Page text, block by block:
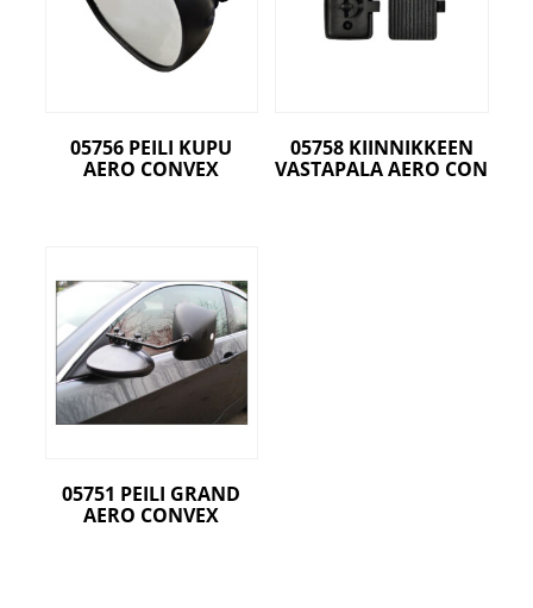
05756 PEILI KUPU
AERO CONVEX
05758 KIINNIKKEEN
VASTAPALA AERO CON
05751 PEILI GRAND
AERO CONVEX